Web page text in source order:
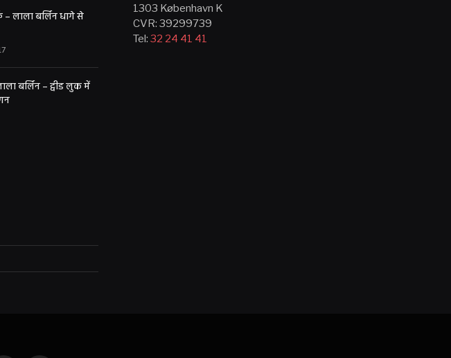
– लाला बर्लिन धागे से
बर्लिन – ट्वीड लुक में
1303 København K
CVR: 39299739
Tel: 32 24 41 41